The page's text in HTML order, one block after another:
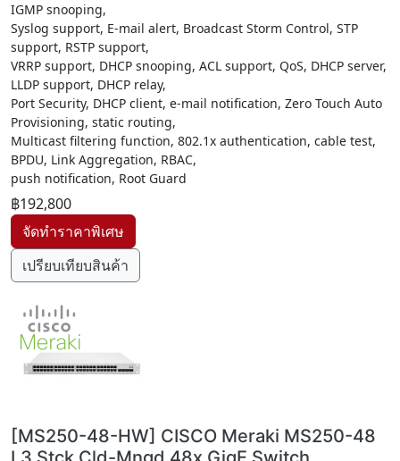
IGMP snooping,
Syslog support, E-mail alert, Broadcast Storm Control, STP
support, RSTP support,
VRRP support, DHCP snooping, ACL support, QoS, DHCP server,
LLDP support, DHCP relay,
Port Security, DHCP client, e-mail notification, Zero Touch Auto
Provisioning, static routing,
Multicast filtering function, 802.1x authentication, cable test,
BPDU, Link Aggregation, RBAC,
push notification, Root Guard
฿192,800
เปรียบเทียบสินค้า
[MS250-48-HW] CISCO Meraki MS250-48